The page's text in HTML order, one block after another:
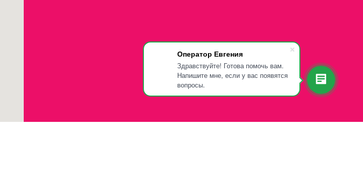
Оператор Евгения
Здравствуйте! Готова помочь вам.
Напишите мне, если у вас появятся
вопросы.